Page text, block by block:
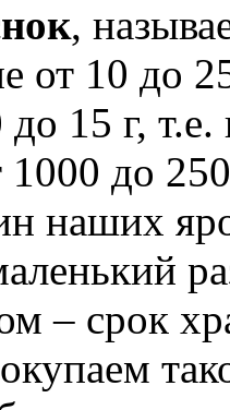
,
от 10 до
15 г,
1000 до
наших
– срок